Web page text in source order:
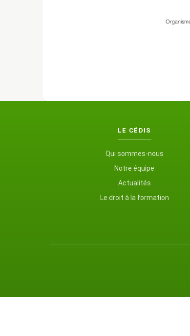
LE CÉDIS
Qui sommes-nous
Notre équipe
Actualités
Le droit à la formation